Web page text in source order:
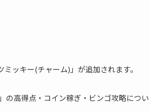
ッキー(チャーム)」が追加されます。
の高得点・コイン稼ぎ・ビンゴ攻略につい